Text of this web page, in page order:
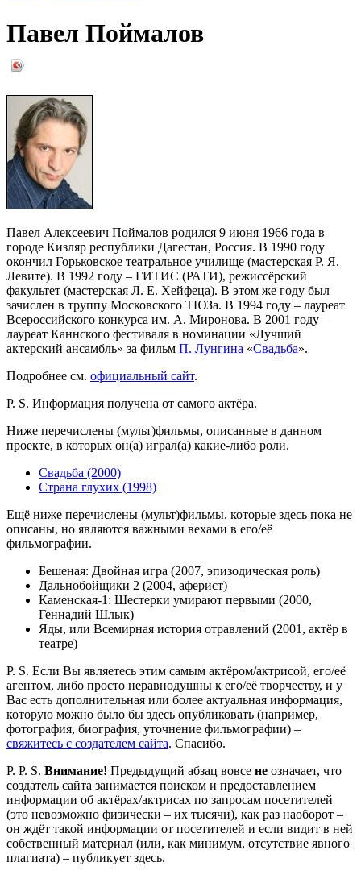
Павел Поймалов
Павел Алексеевич Поймалов родился 9 июня 1966 года в
городе Кизляр республики Дагестан, Россия. В 1990 году
окончил Горьковское театральное училище (мастерская Р. Я.
Левите). В 1992 году – ГИТИС (РАТИ), режиссёрский
факультет (мастерская Л. Е. Хейфеца). В этом же году был
зачислен в труппу Московского ТЮЗа. В 1994 году – лауреат
Всероссийского конкурса им. А. Миронова. В 2001 году –
лауреат Каннского фестиваля в номинации «Лучший
актерский ансамбль» за фильм П. Лунгина «Свадьба».
Подробнее см. официальный сайт.
P. S. Информация получена от самого актёра.
Ниже перечислены (мульт)фильмы, описанные в данном
проекте, в которых он(а) играл(а) какие-либо роли.
Свадьба (2000)
Страна глухих (1998)
Ещё ниже перечислены (мульт)фильмы, которые здесь пока не
описаны, но являются важными вехами в его/её
фильмографии.
Бешеная: Двойная игра (2007, эпизодическая роль)
Дальнобойщики 2 (2004, аферист)
Каменская-1: Шестерки умирают первыми (2000,
Геннадий Шлык)
Яды, или Всемирная история отравлений (2001, актёр в
театре)
P. S. Если Вы являетесь этим самым актёром/актрисой, его/её
агентом, либо просто неравнодушны к его/её творчеству, и у
Вас есть дополнительная или более актуальная информация,
которую можно было бы здесь опубликовать (например,
фотография, биография, уточнение фильмографии) –
свяжитесь с создателем сайта. Спасибо.
P. P. S. Внимание! Предыдущий абзац вовсе не означает, что
создатель сайта занимается поиском и предоставлением
информации об актёрах/актрисах по запросам посетителей
(это невозможно физически – их тысячи), как раз наоборот –
он ждёт такой информации от посетителей и если видит в ней
собственный материал (или, как минимум, отсутствие явного
плагиата) – публикует здесь.